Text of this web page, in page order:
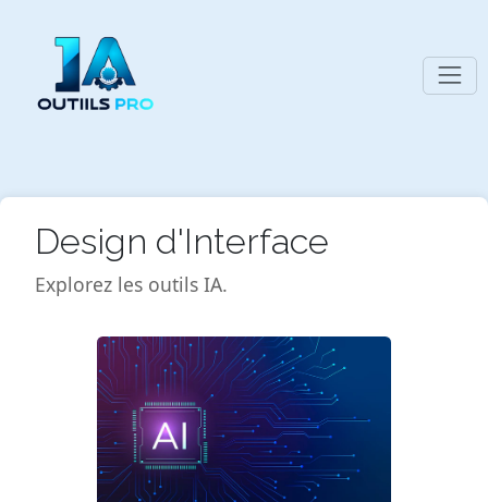
Design d'Interface
Explorez les outils IA.